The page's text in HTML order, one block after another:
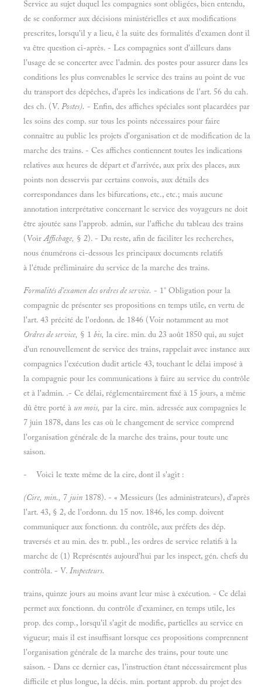
Service au sujet duquel les compagnies sont obligées, bien entendu,
de se conformer aux décisions ministérielles et aux modifications
prescrites, lorsqu'il y a lieu, è la suite des formalités d'examen dont il
va être question ci-après. - Les compagnies sont d'ailleurs dans
l'usage de se concerter avec l'admin. des postes pour assurer dans les
conditions les plus convenables le service des trains au point de vue
du transport des dépêches, d'après les indications de l'art. 56 du cah.
des ch. (V. Postes). - Enfin, des affiches spéciales sont placardées par
les soins des comp. sur tous les points nécessaires pour faire
connaître au public les projets d'organisation et de modification de la
marche des trains. - Ces affiches contiennent toutes les indications
relatives aux heures de départ et d'arrivée, aux prix des places, aux
points non desservis par certains convois, aux détails des
correspondances dans les bifurcations, etc., etc.; mais aucune
annotation interprétative concernant le service des voyageurs ne doit
être ajoutée sans l'approb. admin, sur l'affiche du tableau des trains
(VoirAffichage, § 2). - Du reste, afin de faciliter les recherches,
nous énumérons ci-dessous les principaux documents relatifs
à l'étude préliminaire du service de la marche des trains.
Formalités d'examen des ordres de service. - 1° Obligation pour la
compagnie de présenter ses propositions en temps utile, en vertu de
l'art. 43 précité de l'ordonn. de 1846 (Voir notamment au mot
Ordres de service, § 1 bis, la cire. min. du 23 août 1850 qui, au sujet
d'un renouvellement de service des trains, rappelait avec instance aux
compagnies l'exécution dudit article 43, touchant le délai imposé à
la compagnie pour les communications à faire au service du contrôle
et à l'admin. .- Ce délai, réglementairement fixé à 15 jours, a même
dû être porté à un mois, par la cire. min. adressée aux compagnies le
7 juin 1878, dans les cas où le changement de service comprend
l'organisation générale de la marche des trains, pour toute une
saison.
- Voici le texte même de la cire, dont il s'agit :
(Cire, min., 7 juin 1878). - « Messieurs (les administrateurs), d'après
l'art. 43, § 2, de l'ordonn. du 15 nov. 1846, les comp. doivent
communiquer aux fonctionn. du contrôle, aux préfets des dép.
traversés et au min. des tr. publ., les ordres de service relatifs à la
marche de (1) Représentés aujourd'hui par les inspect, gén. chefs du
contrôla. - V. Inspecteurs.
trains, quinze jours au moins avant leur mise à exécution. - Ce délai
permet aux fonctionn. du contrôle d'examiner, en temps utile, les
prop. des comp., lorsqu'il s'agit de modifie, partielles au service en
vigueur; mais il est insuffisant lorsque ces propositions comprennent
l'organisation générale de la marche des trains, pour toute une
saison. - Dans ce dernier cas, l'instruction étant nécessairement plus
difficile et plus longue, la décis. min. portant approb. du projet des